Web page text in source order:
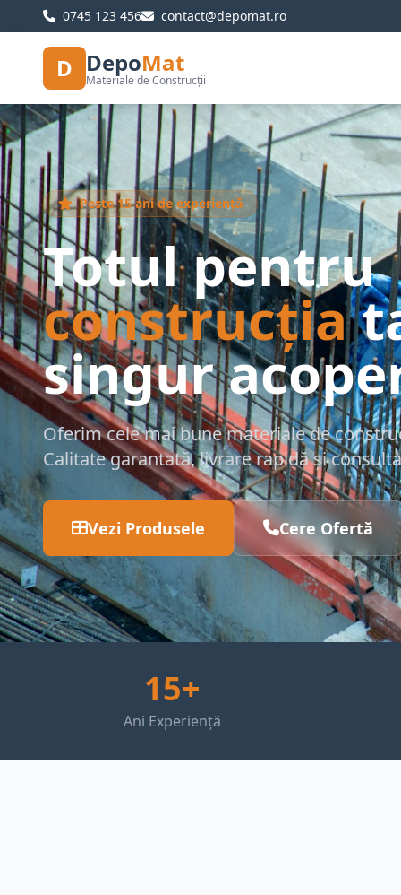
0745 123 456 contact@depomat.ro
D DepoMat
Materiale de Construcții
Peste 15 ani de experiență
Totul pentru
construcția
singur
Oferim cele mai bune materiale de
Calitate garantată, livrare rapidă și
Vezi Produsele Cere Ofertă
15+
Ani Experiență